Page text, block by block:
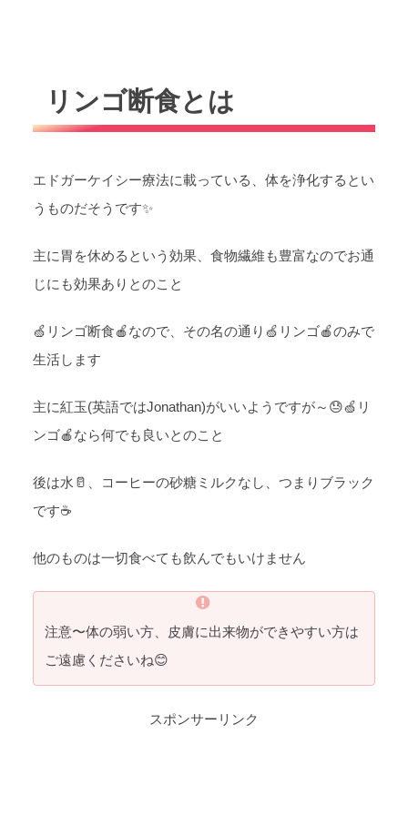
リンゴ断食とは
エドガーケイシー療法に載っている、体を浄化するとい
うものだそうです✨
主に胃を休めるという効果、食物繊維も豊富なのでお通
じにも効果ありとのこと
🍏リンゴ断食🍎なので、その名の通り🍏リンゴ🍎のみで
生活します
主に紅玉(英語ではJonathan)がいいようですが～😓🍏リ
ンゴ🍎なら何でも良いとのこと
後は水🥛、コーヒーの砂糖ミルクなし、つまりブラック
です☕
他のものは一切食べても飲んでもいけません
注意〜体の弱い方、皮膚に出来物ができやすい方は
ご遠慮くださいね😊
スポンサーリンク